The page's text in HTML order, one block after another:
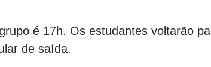
é 17h. Os estudantes voltarão
de saída.